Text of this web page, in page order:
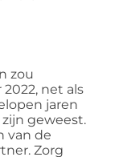
zou
net als
jaren
geweest.
van de
Zorg